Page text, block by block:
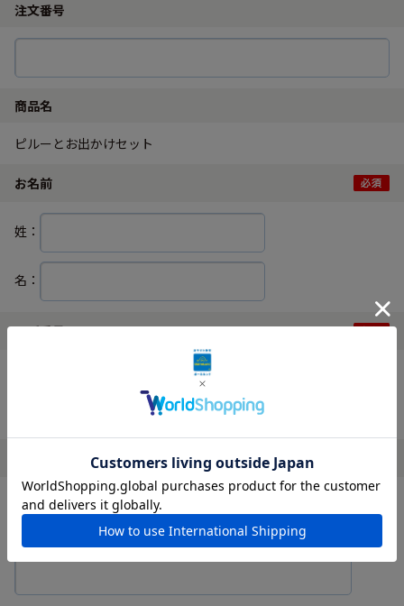
注文番号
商品名
ピルーとお出かけセット
お名前
姓：
名：
電話番号
ハイフンなしでご入力ください。
メールアドレス
確認の為、メールアドレスを再度入力してください。